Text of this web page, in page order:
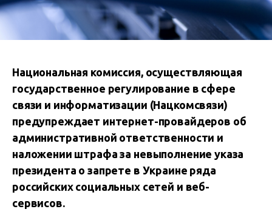
Национальная комиссия, осуществляющая
государственное регулирование в сфере
связи и информатизации (Нацкомсвязи)
предупреждает интернет-провайдеров об
административной ответственности и
наложении штрафа за невыполнение указа
президента о запрете в Украине ряда
российских социальных сетей и веб-
сервисов.